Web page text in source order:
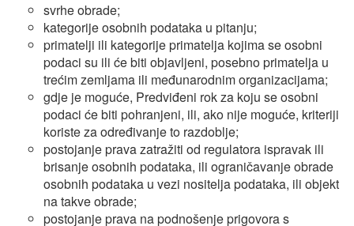
svrhe obrade;
kategorije osobnih podataka u pitanju;
primatelji ili kategorije primatelja kojima se osobni
podaci su ili će biti objavljeni, posebno primatelja u
trećim zemljama ili međunarodnim organizacijama;
gdje je moguće, Predviđeni rok za koju se osobni
podaci će biti pohranjeni, ili, ako nije moguće, kriteriji
koriste za određivanje to razdoblje;
postojanje prava zatražiti od regulatora ispravak ili
brisanje osobnih podataka, ili ograničavanje obrade
osobnih podataka u vezi nositelja podataka, ili objekt
na takve obrade;
postojanje prava na podnošenje prigovora s